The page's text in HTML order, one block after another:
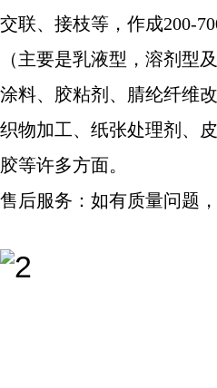
交联、接枝等，作成200-
（主要是乳液型，溶剂型
涂料、胶粘剂、腈纶纤维
织物加工、纸张处理剂、
胶等许多方面。
售后服务：如有质量问题，